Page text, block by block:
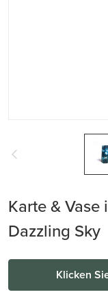
Karte &
Dazzling Sky
Klicken